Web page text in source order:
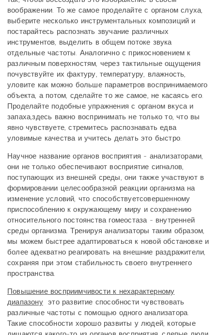
воображении. То же самое проделайте с органом слуха,
выберите несколько инструментальных композиций и
постарайтесь распознать звучание различных
инструментов, выделить в общем потоке звука
отдельные частоты. Аналогично с прикосновением к
различным поверхностям, через тактильные ощущения
почувствуйте их фактуру, температуру, влажность,
уловите как можно больше параметров воспринимаемого
объекта, а потом, сделайте то же самое, не касаясь его.
Проделайте подобные упражнения с органом вкуса и
запаха,здесь важно воспринимать не только то, что вы
явно чувствуете, стремитесь распознавать едва
уловимые качества и учитесь делать это быстро.
Научное название органов восприятия - анализаторами,
они не только обеспечивают восприятие сигналов,
поступающих из внешней среды, они также участвуют в
формировании целесообразной реакции организма на
изменение условий, что способствуетсовершенному
приспособлению к окружающему миру и сохранению
относительного постоянства гомеостаза - внутренней
среды организма. Тренируя анализаторы таким образом,
мы можем быстрее адаптироваться к новой обстановке и
более адекватно реагировать на внешние раздражители,
сохраняя при этом стабильность своего внутреннего
пространства.
Повышение восприимчивости к нехарактерному
диапазонуэто развитие способности чувствовать
различные частоты с помощью одного анализатора.
Такие способности хорошо развиты у людей, которые